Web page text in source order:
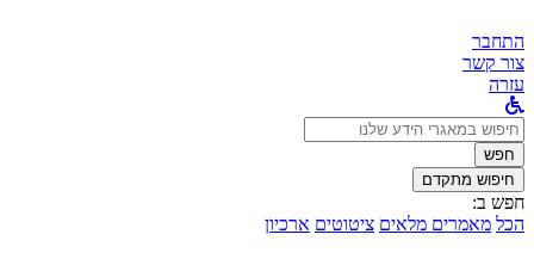
התחבר
צור קשר
עזרה
לחפש
ב:חפש
חיפוש מתקדם
חפש ב:
הכל מאמרים מלאים ציטוטים ארכיון